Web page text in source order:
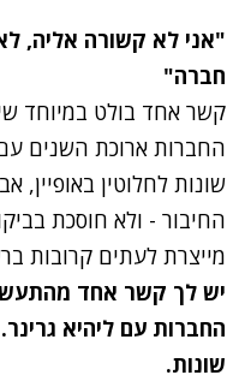
"אני לא קשורה אליה,
חברה"
קשר אחד בולט במיוחד
החברות ארוכת השנים
שונות לחלוטין באופיין,
החיבור - ולא חוסכת
מייצרת לעתים קרובות
יש לך קשר אחד
החברות עם ליהיא
שונות.